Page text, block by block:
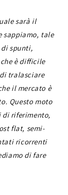
sarà il
sappiamo, tale
spunti,
è difficile
tralasciare
il mercato è
Questo moto
riferimento,
flat, semi-
ricorrenti
di fare